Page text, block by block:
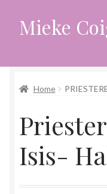
Ga
door
navigatie
Ga
naar
inhoud
Mieke
Afrekenen
Algemene
Anders leven in een
Bewust omgaan met
Home
Isis-